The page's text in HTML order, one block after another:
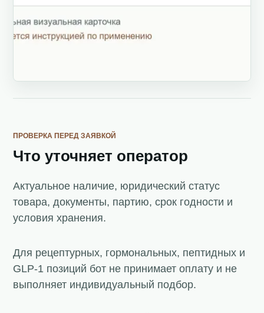
ПРОВЕРКА ПЕРЕД ЗАЯВКОЙ
Что уточняет оператор
Актуальное наличие, юридический статус
товара, документы, партию, срок годности и
условия хранения.
Для рецептурных, гормональных, пептидных и
GLP-1 позиций бот не принимает оплату и не
выполняет индивидуальный подбор.